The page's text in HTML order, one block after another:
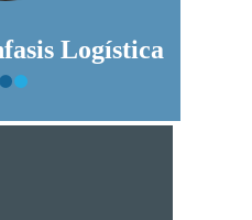
Logística